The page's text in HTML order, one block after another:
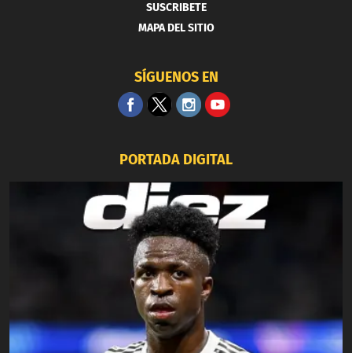
SUSCRIBETE
MAPA DEL SITIO
SÍGUENOS EN
PORTADA DIGITAL